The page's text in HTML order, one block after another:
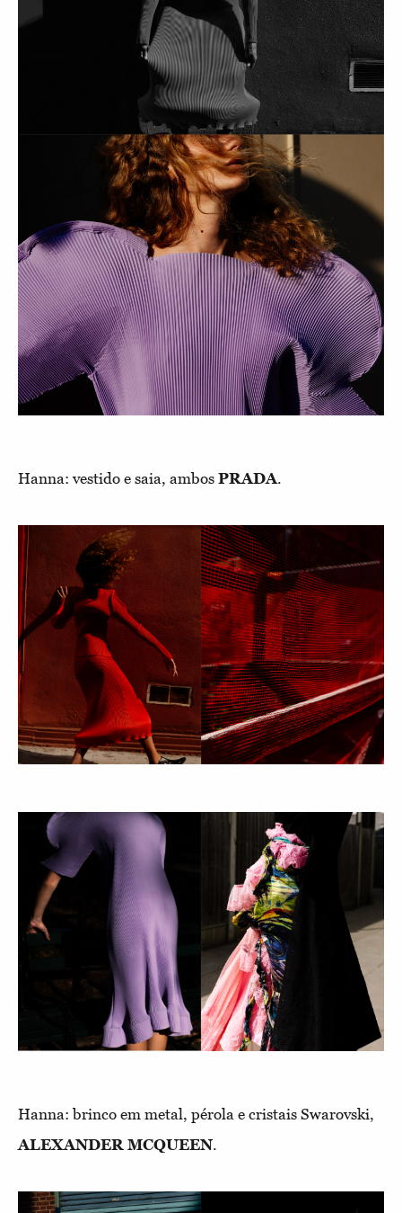
Hanna: vestido e saia, ambos PRADA.
Hanna: brinco em metal, pérola e cristais Swarovski,
ALEXANDER MCQUEEN.